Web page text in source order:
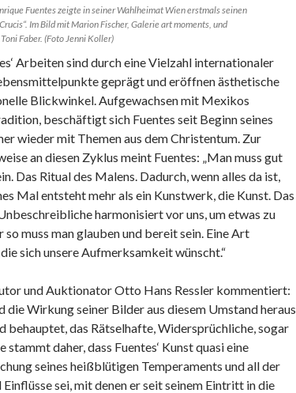
Fuentes zeigte in seiner Wahlheimat Wien erstmals seinen
Im Bild mit Marion Fischer, Galerie art moments, und
Faber. (Foto Jenni Koller)
Arbeiten sind durch eine Vielzahl internationaler
geprägt und eröffnen ästhetische
Blickwinkel. Aufgewachsen mit Mexikos
beschäftigt sich Fuentes seit Beginn seines
wieder mit Themen aus dem Christentum. Zur
an diesen Zyklus meint Fuentes: „Man muss gut
Das Ritual des Malens. Dadurch, wenn alles da ist,
Mal entsteht mehr als ein Kunstwerk, die Kunst. Das
harmonisiert vor uns, um etwas zu
so muss man glauben und bereit sein. Eine Art
sich unsere Aufmerksamkeit wünscht.“
und Auktionator Otto Hans Ressler kommentiert:
die Wirkung seiner Bilder aus diesem Umstand heraus
behauptet, das Rätselhafte, Widersprüchliche, sogar
stammt daher, dass Fuentes‘ Kunst quasi eine
seines heißblütigen Temperaments und all der
Einflüsse sei, mit denen er seit seinem Eintritt in die